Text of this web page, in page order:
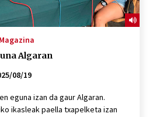
Algaran
08/19
eguna izan da gaur Algaran.
ikasleak paella txapelketa izan